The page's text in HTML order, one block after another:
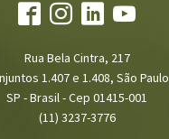
Rua Bela Cintra, 217
1.407 e 1.408, São Paulo
SP - Brasil - Cep 01415-001
(11) 3237-3776